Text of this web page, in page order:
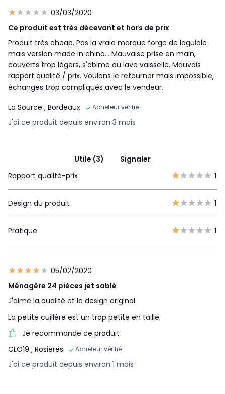
03/03/2020
Ce produit est très décevant et hors de prix
Produit très cheap. Pas la vraie marque forge de laguiole
mais version made in china... Mauvaise prise en main,
couverts trop légers, s'abime au lave vaisselle. Mauvais
rapport qualité / prix. Voulons le retourner mais impossible,
échanges trop compliqués avec le vendeur.
La Source , Bordeaux Acheteur vérifié
J'ai ce produit depuis environ 3 mois
Utile (3)
Signaler
Rapport qualité-prix
1
Design du produit 1
Pratique 1
05/02/2020
Ménagère 24 pièces jet sablé
J'aime la qualité et le design original.
La petite cuillère est un trop petite en taille.
Je recommande ce produit
CLO19 , Rosières Acheteur vérifié
J'ai ce produit depuis environ 1 mois